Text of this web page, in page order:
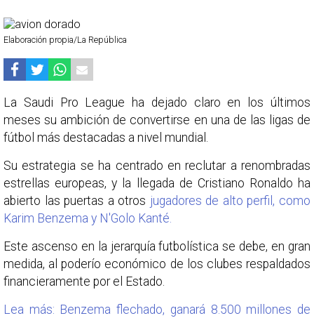
Elaboración propia/La República
La Saudi Pro League ha dejado claro en los últimos
meses su ambición de convertirse en una de las ligas de
fútbol más destacadas a nivel mundial.
Su estrategia se ha centrado en reclutar a renombradas
estrellas europeas, y la llegada de Cristiano Ronaldo ha
abierto las puertas a otros jugadores de alto perfil, como
Karim Benzema y N'Golo Kanté.
Este ascenso en la jerarquía futbolística se debe, en gran
medida, al poderío económico de los clubes respaldados
financieramente por el Estado.
Lea más: Benzema flechado, ganará 8.500 millones de